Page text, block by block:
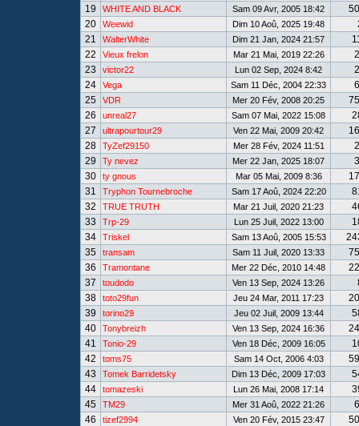
19
WHITE AND BLACK Sam 09 Avr, 2005 18:42
20
Weewid Dim 10 Aoû, 2025 19:48
21
WalterWhite Dim 21 Jan, 2024 21:57
22
Vieux frelon Mar 21 Mai, 2019 22:26
23
victor22 Lun 02 Sep, 2024 8:42
24
Vega Sam 11 Déc, 2004 22:33
25
VDR Mer 20 Fév, 2008 20:25
26
unreal27 Sam 07 Mai, 2022 15:08
27
ultrapourtour29 Ven 22 Mai, 2009 20:42
28
TyZef29150 Mer 28 Fév, 2024 11:51
29
Ty nevez Mer 22 Jan, 2025 18:07
30
ty gnous Mar 05 Mai, 2009 8:36
31
Tryphon Tournebroche Sam 17 Aoû, 2024 22:20
32
TRUE TRUTH Mar 21 Juil, 2020 21:23
33
Trp-29 Lun 25 Juil, 2022 13:00
34
Triskel Sam 13 Aoû, 2005 15:53
35
transam Sam 11 Juil, 2020 13:33
36
Tramontane Mer 22 Déc, 2010 14:48
37
toudodo Ven 13 Sep, 2024 13:26
38
toto29fun Jeu 24 Mar, 2011 17:23
39
torino29 Jeu 02 Juil, 2009 13:44
40
Tonybreizh Ven 13 Sep, 2024 16:36
41
Tonio-29 Ven 18 Déc, 2009 16:05
42
toms75 Sam 14 Oct, 2006 4:03
43
Tomek Barridetsky Dim 13 Déc, 2009 17:03
44
tomazeski Lun 26 Mai, 2008 17:14
45
TM29 Mer 31 Aoû, 2022 21:26
46
tizef2994 Ven 20 Fév, 2015 23:47